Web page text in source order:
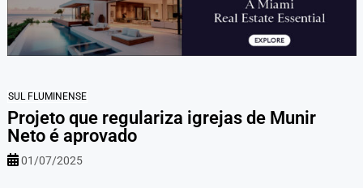
SUL FLUMINENSE
Projeto que regulariza igrejas de Munir
Neto é aprovado
01/07/2025